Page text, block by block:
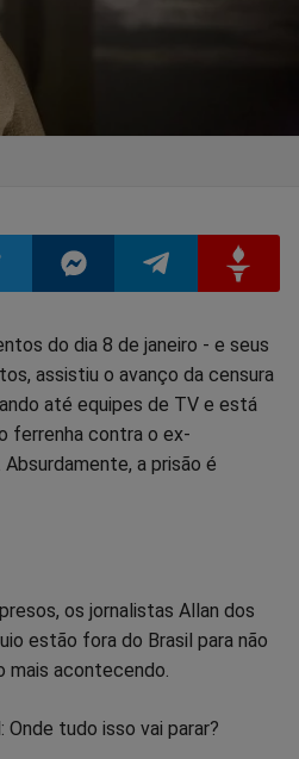
Compartilhar
no
Messenger
Compartilhar
no
Telegram
no
Gettr
do dia 8 de janeiro - e seus
assistiu o avanço da censura
até equipes de TV e está
ferrenha contra o ex-
a prisão é
os jornalistas Allan dos
estão fora do Brasil para não
mais acontecendo.
tudo isso vai parar?